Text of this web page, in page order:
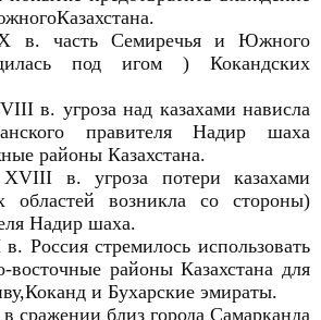
в. часть Семиречья и Южного
под игом ) Кокандских
в. угроза над казахами нависла
правителя Надир шаха
районы Казахстана.
в. угроза потери казахами
областей возникла со стороны)
Надир шаха.
Россия стремилось использовать
восточные районы Казахстана для
и Бухарские эмираты.
сражении близ города Самарканда